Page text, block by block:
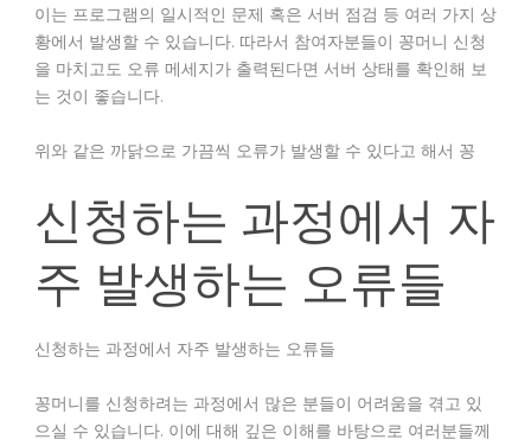
이는 프로그램의 일시적인 문제 혹은 서버 점검 등 여러 가지 상
황에서 발생할 수 있습니다. 따라서 참여자분들이 꽁머니 신청
을 마치고도 오류 메세지가 출력된다면 서버 상태를 확인해 보
는 것이 좋습니다.
위와 같은 까닭으로 가끔씩 오류가 발생할 수 있다고 해서 꽁
신청하는 과정에서 자
주 발생하는 오류들
신청하는 과정에서 자주 발생하는 오류들
꽁머니를 신청하려는 과정에서 많은 분들이 어려움을 겪고 있
으실 수 있습니다. 이에 대해 깊은 이해를 바탕으로 여러분들께